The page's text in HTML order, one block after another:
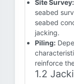
Site Survey:
seabed
seabed
jacking.
Piling:
reinforce
1.2